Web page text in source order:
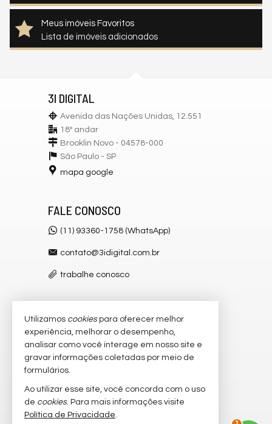
Meus imóveis Favoritos
Lista de imóveis adicionados
3I DIGITAL
Avenida das Nações Unidas, 12.551
18º andar
Brooklin Novo - 04578-000
São Paulo - SP
mapa google
FALE CONOSCO
(11) 93360-1758 (WhatsApp)
contato@3idigital.com.br
trabalhe conosco
VEJA MAIS
receba nosso newsletter
imóveis favoritos
mapa de imóveis
Utilizamos cookiespara oferecer melhor
experiência, melhorar o desempenho,
analisar como você interage em nosso site e
gravar informações coletadas por meio de
formulários.
Ao utilizar esse site, você concorda com o uso
de cookies. Para mais informações visite
Política de Privacidade.